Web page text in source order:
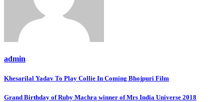
admin
Post
navigation
Khesarilal Yadav To Play Collie In Coming Bhojpuri Film
Grand Birthday of Ruby Machra winner of Mrs India Universe 2018